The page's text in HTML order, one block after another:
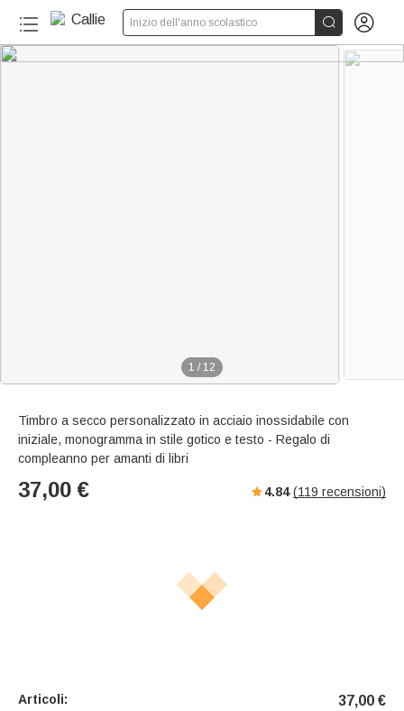
Inizio dell'anno scolastico  
1 / 12
Timbro a secco personalizzato in acciaio inossidabile con
iniziale, monogramma in stile gotico e testo - Regalo di
compleanno per amanti di libri
37,00 € 4.84 (119 recensioni)
Articoli: 37,00 €